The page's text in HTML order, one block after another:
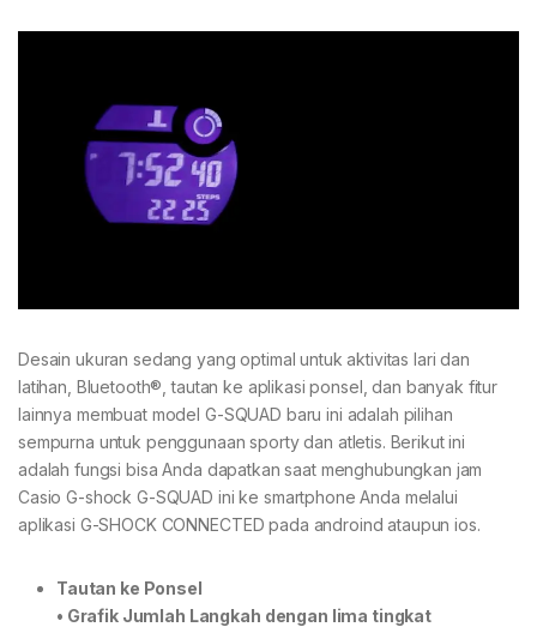
Desain ukuran sedang yang optimal untuk aktivitas lari dan
latihan, Bluetooth®, tautan ke aplikasi ponsel, dan banyak fitur
lainnya membuat model G-SQUAD baru ini adalah pilihan
sempurna untuk penggunaan sporty dan atletis. Berikut ini
adalah fungsi bisa Anda dapatkan saat menghubungkan jam
Casio G-shock G-SQUAD ini ke smartphone Anda melalui
aplikasi G-SHOCK CONNECTED pada androind ataupun ios.
Tautan ke Ponsel
• Grafik Jumlah Langkah dengan lima tingkat